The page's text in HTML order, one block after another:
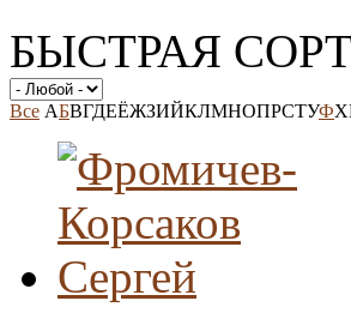
БЫСТРАЯ
Все АБВГДЕЁЖЗИЙКЛМНОПРСТУФХ